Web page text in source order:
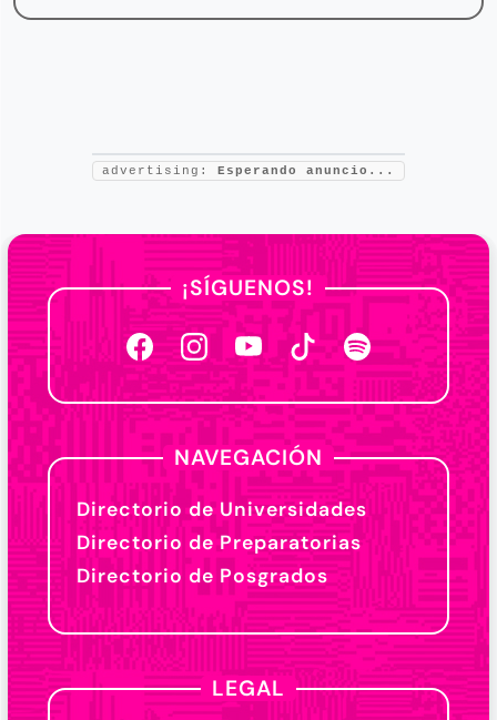
advertising: Esperando anuncio...
¡SÍGUENOS!
NAVEGACIÓN
Directorio de Universidades
Directorio de Preparatorias
Directorio de Posgrados
LEGAL